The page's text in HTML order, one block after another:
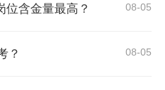
位含金量最高？ 08-05
？ 08-05